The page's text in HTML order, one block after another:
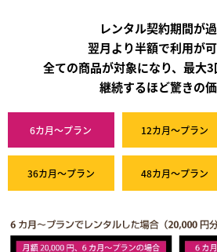
レンタル契約期間が
翌月より半額で利用が可
全ての商品が対象になり、最大
継続するほど驚きの価
6カ月～プラン 12カ月～プラン
36カ月～プラン 48カ月～プラン